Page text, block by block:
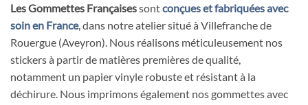
Les Gommettes Françaisessontconçues et fabriquées avec
soin en France, dans notre atelier situé à Villefranche de
Rouergue (Aveyron). Nous réalisons méticuleusement nos
stickers à partir de matières premières de qualité,
notamment un papier vinyle robuste et résistant à la
déchirure. Nous imprimons également nos gommettes avec